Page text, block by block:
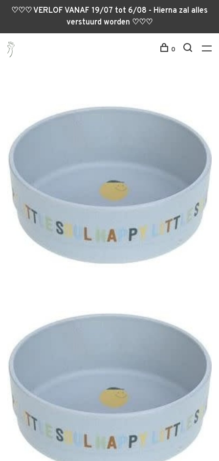
♡♡♡ VERLOF VANAF 19/07 tot 6/08 - Hierna zal alles
verstuurd worden ♡♡♡
0